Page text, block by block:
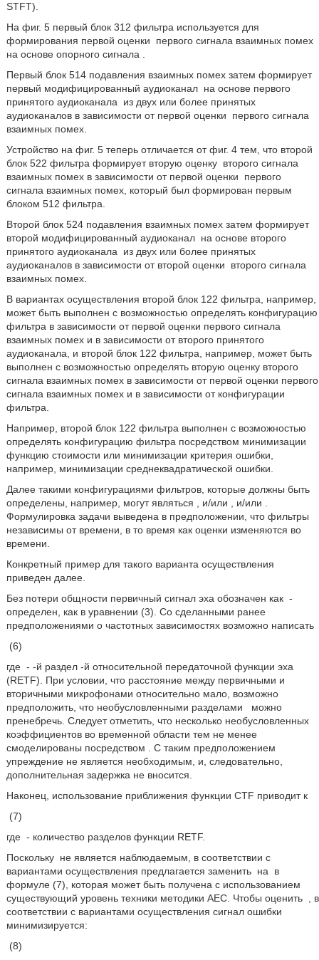
STFT).
На фиг. 5 первый блок 312 фильтра используется для
формирования первой оценки
первого сигнала взаимных помех
на основе опорного сигнала
Первый блок 514 подавления взаимных помех затем формирует
первый модифицированный аудиоканал на основе первого
принятого аудиоканала
из двух или более принятых
аудиоканалов в зависимости от первой оценки
первого сигнала
взаимных помех.
Устройство на фиг. 5 теперь отличается от фиг. 4 тем, что второй
блок 522 фильтра формирует вторую оценку второго сигнала
взаимных помех в зависимости от первой оценки
первого
сигнала взаимных помех, который был формирован первым
блоком 512 фильтра.
Второй блок 524 подавления взаимных помех затем формирует
второй модифицированный аудиоканал на основе второго
принятого аудиоканала
из двух или более принятых
аудиоканалов в зависимости от второй оценки
второго сигнала
взаимных помех.
В вариантах осуществления второй блок 122 фильтра, например,
может быть выполнен с возможностью определять конфигурацию
фильтра в зависимости от первой оценки первого сигнала
взаимных помех и в зависимости от второго принятого
аудиоканала, и второй блок 122 фильтра, например, может быть
выполнен с возможностью определять вторую оценку второго
сигнала взаимных помех в зависимости от первой оценки первого
сигнала взаимных помех и в зависимости от конфигурации
фильтра.
Например, второй блок 122 фильтра выполнен с возможностью
определять конфигурацию фильтра посредством минимизации
функцию стоимости или минимизации критерия ошибки,
например, минимизации среднеквадратической ошибки.
Далее такими конфигурациями фильтров, которые должны быть
определены, например, могут являться
, и/или , и/или
Формулировка задачи выведена в предположении, что фильтры
независимы от времени, в то время как оценки изменяются во
времени.
Конкретный пример для такого варианта осуществления
приведен далее.
Без потери общности первичный сигнал эха обозначен как -
определен, как в уравнении (3). Со сделанными ранее
предположениями о частотных зависимостях возможно написать
(6)
где - -й раздел -й относительной передаточной функции эха
(RETF). При условии, что расстояние между первичными и
вторичными микрофонами относительно мало, возможно
предположить, что необусловленными разделами
можно
пренебречь. Следует отметить, что несколько необусловленных
коэффициентов во временной области тем не менее
смоделированы посредством
. С таким предположением
упреждение не является необходимым, и, следовательно,
дополнительная задержка не вносится.
Наконец, использование приближения функции CTF приводит к
(7)
где - количество разделов функции RETF.
Поскольку не является наблюдаемым, в соответствии с
вариантами осуществления предлагается заменить на
в
формуле (7), которая может быть получена с использованием
существующий уровень техники методики AEC. Чтобы оценить
, в
соответствии с вариантами осуществления сигнал ошибки
минимизируется:
(8)